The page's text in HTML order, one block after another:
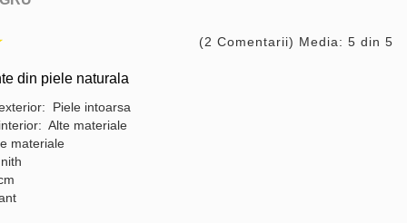
(2 Comentarii) Media: 5 din 5
din piele naturala
Piele intoarsa
Alte materiale
materiale